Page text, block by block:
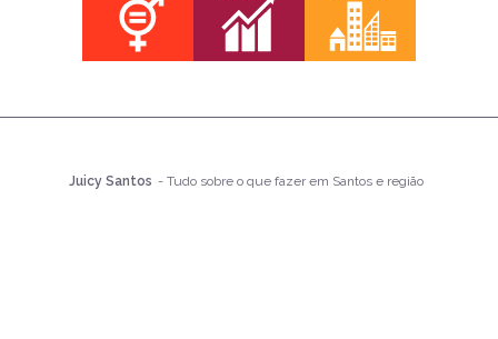
Juicy Santos - Tudo sobre o que fazer em Santos e região